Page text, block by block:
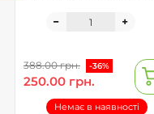
388.00 грн. -36%
250.00 грн.
Немає в наявності